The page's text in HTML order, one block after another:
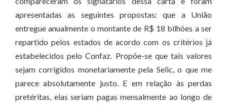
apresentadas as seguintes propostas: que a União
entregue anualmente o montante de R$ 18 bilhões a ser
repartido pelos estados de acordo com os critérios já
estabelecidos pelo Confaz. Propõe-se que tais valores
sejam corrigidos monetariamente pela Selic, o que me
parece absolutamente justo. E em relação às perdas
pretéritas, elas seriam pagas mensalmente ao longo de